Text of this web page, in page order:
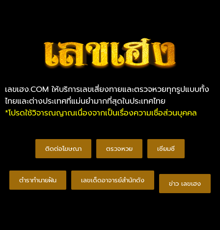
เลขเฮง.COM ให้บริการเลขเสี่ยงทายและตรวจหวยทุกรูปแบบทั้ง
ไทยและต่างประเทศที่แม่นยำมากที่สุดในประเทศไทย
*โปรดใช้วิจารณญาณเนื่องจากเป็นเรื่องความเชื่อส่วนบุคคล
ติดต่อโฆษณา ตรวจหวย เซียมซี
ตำราทำนายฝัน เลขเด็ดอาจารย์สำนักดัง ข่าว เลขเฮง